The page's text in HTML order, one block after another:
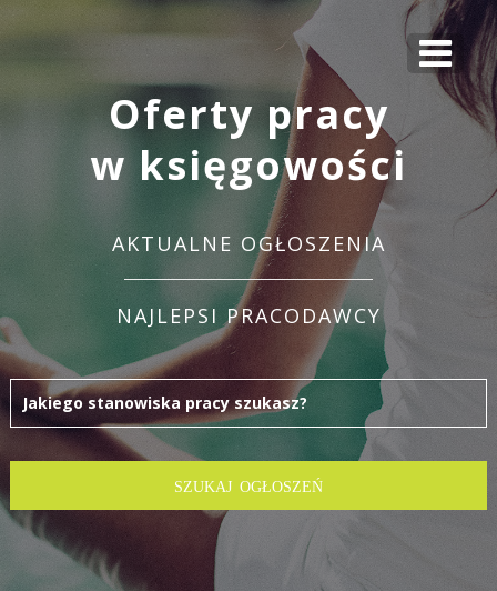
Oferty pracy
w księgowości
AKTUALNE OGŁOSZENIA
NAJLEPSI PRACODAWCY